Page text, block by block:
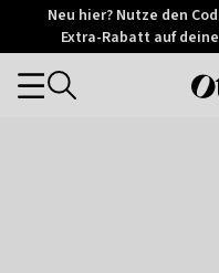
Otrium
Trustpilot
Neu hier? Nutze den
Extra-Rabatt auf
Categories